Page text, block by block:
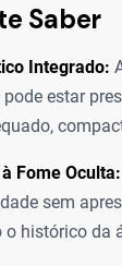
Saber
Integrado:
pode estar
Fome Oculta:
sem
o histórico da